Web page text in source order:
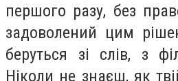
першого разу, без
задоволений цим
беруться зі слів, з
Ніколи не знаєш, як